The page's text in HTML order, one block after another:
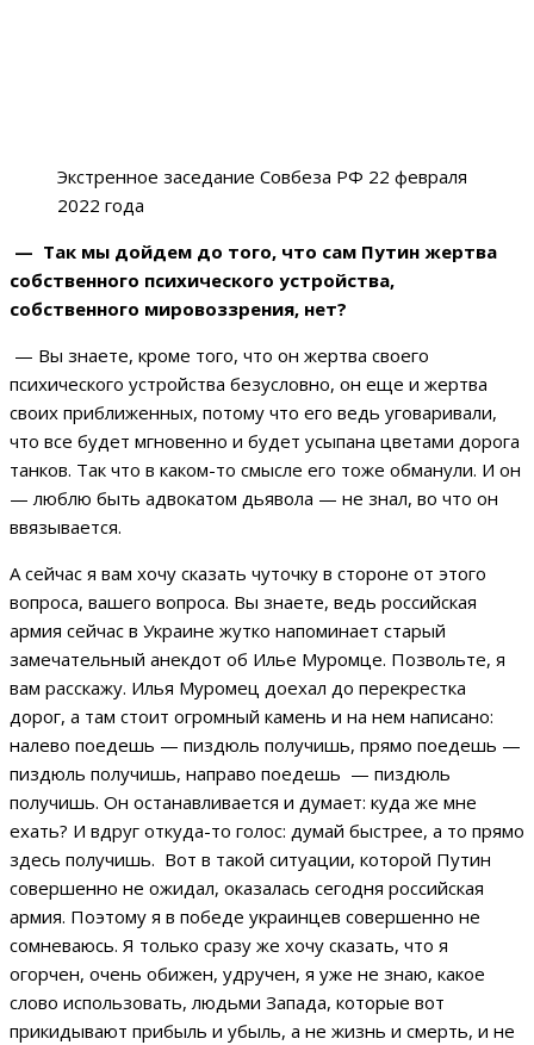
Экстренное заседание Совбеза РФ 22 февраля
2022 года
— Так мы дойдем до того, что сам Путин жертва
собственного психического устройства,
собственного мировоззрения, нет?
— Вы знаете, кроме того, что он жертва своего
психического устройства безусловно, он еще и жертва
своих приближенных, потому что его ведь уговаривали,
что все будет мгновенно и будет усыпана цветами дорога
танков. Так что в каком-то смысле его тоже обманули. И он
— люблю быть адвокатом дьявола — не знал, во что он
ввязывается.
А сейчас я вам хочу сказать чуточку в стороне от этого
вопроса, вашего вопроса. Вы знаете, ведь российская
армия сейчас в Украине жутко напоминает старый
замечательный анекдот об Илье Муромце. Позвольте, я
вам расскажу. Илья Муромец доехал до перекрестка
дорог, а там стоит огромный камень и на нем написано:
налево поедешь — пиздюль получишь, прямо поедешь —
пиздюль получишь, направо поедешь — пиздюль
получишь. Он останавливается и думает: куда же мне
ехать? И вдруг откуда-то голос: думай быстрее, а то прямо
здесь получишь. Вот в такой ситуации, которой Путин
совершенно не ожидал, оказалась сегодня российская
армия. Поэтому я в победе украинцев совершенно не
сомневаюсь. Я только сразу же хочу сказать, что я
огорчен, очень обижен, удручен, я уже не знаю, какое
слово использовать, людьми Запада, которые вот
прикидывают прибыль и убыль, а не жизнь и смерть, и не